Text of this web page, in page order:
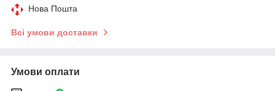
Нова Пошта
Всі умови доставки
Умови оплати